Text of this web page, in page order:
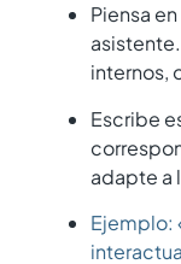
Piensa
internos,
Escribe
adapte a
Ejemplo: